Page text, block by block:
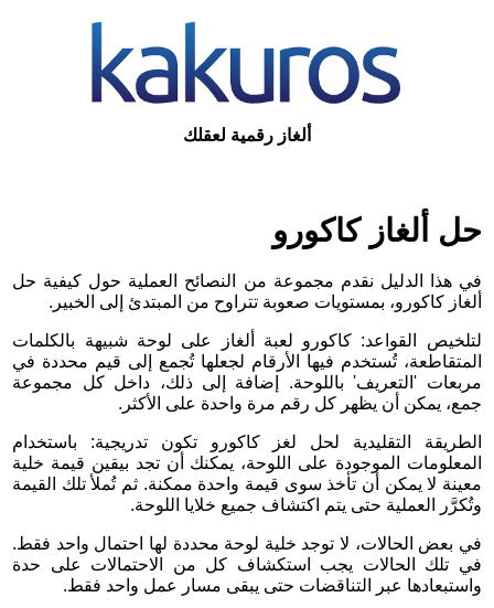
ألغاز رقمية لعقلك
حل ألغاز كاكورو
في هذا الدليل نقدم مجموعة من النصائح العملية حول كيفية حل
ألغاز كاكورو، بمستويات صعوبة تتراوح من المبتدئ إلى الخبير.
لتلخيص القواعد: كاكورو لعبة ألغاز على لوحة شبيهة بالكلمات
المتقاطعة، تُستخدم فيها الأرقام لجعلها تُجمع إلى قيم محددة في
مربعات 'التعريف' باللوحة. إضافة إلى ذلك، داخل كل مجموعة
جمع، يمكن أن يظهر كل رقم مرة واحدة على الأكثر.
الطريقة التقليدية لحل لغز كاكورو تكون تدريجية: باستخدام
المعلومات الموجودة على اللوحة، يمكنك أن تجد بيقين قيمة خلية
معينة لا يمكن أن تأخذ سوى قيمة واحدة ممكنة. ثم تُملأ تلك القيمة
وتُكرَّر العملية حتى يتم اكتشاف جميع خلايا اللوحة.
في بعض الحالات، لا توجد خلية لوحة محددة لها احتمال واحد فقط.
في تلك الحالات يجب استكشاف كل من الاحتمالات على حدة
واستبعادها عبر التناقضات حتى يبقى مسار عمل واحد فقط.